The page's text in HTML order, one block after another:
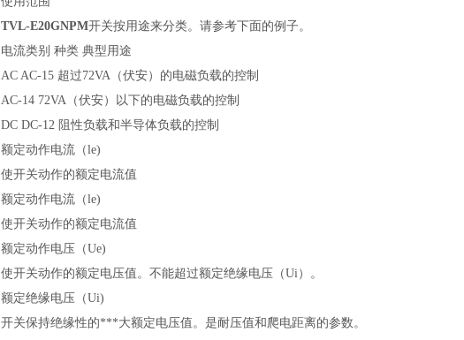
TVL-E20GNPM开关按用途来分类。请参考下面的例子。
电流类别 种类 典型用途
AC AC-15 超过72VA（伏安）的电磁负载的控制
AC-14 72VA（伏安）以下的电磁负载的控制
DC DC-12 阻性负载和半导体负载的控制
额定动作电流（le)
使开关动作的额定电流值
额定动作电流（le)
使开关动作的额定电流值
额定动作电压（Ue)
使开关动作的额定电压值。不能超过额定绝缘电压（Ui）。
额定绝缘电压（Ui)
开关保持绝缘性的***大额定电压值。是耐压值和爬电距离的参数。